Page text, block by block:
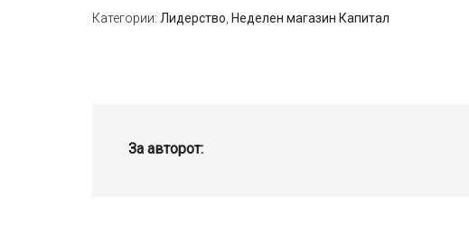
Категории: Лидерство Неделен магазин Капитал
За авторот: